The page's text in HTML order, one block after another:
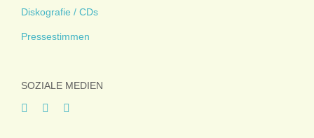
Diskografie / CDs
Pressestimmen
SOZIALE MEDIEN